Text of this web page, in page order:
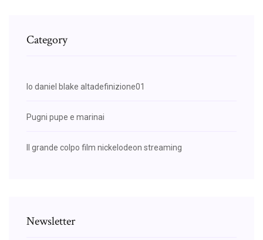
Category
Io daniel blake altadefinizione01
Pugni pupe e marinai
Il grande colpo film nickelodeon streaming
Newsletter